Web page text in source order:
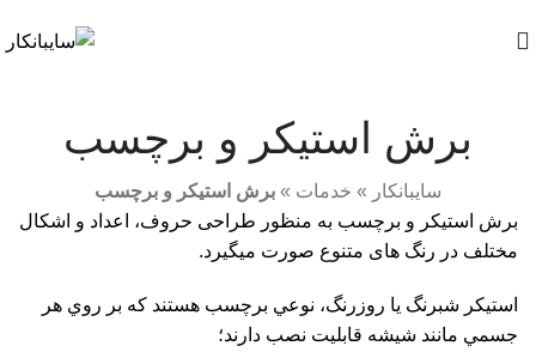
برش استیکر و برچسب
سایبانکار » خدمات » برش استیکر و برچسب
برش استیکر و برچسب به منظور طراحی حروف، اعداد و اشکال
مختلف در رنگ های متنوع صورت میگیرد.
استيکر شبرنگ يا روزرنگ، نوعي برچسب هستند که بر روي هر
جسمي مانند شيشه قابليت نصب دارند؛